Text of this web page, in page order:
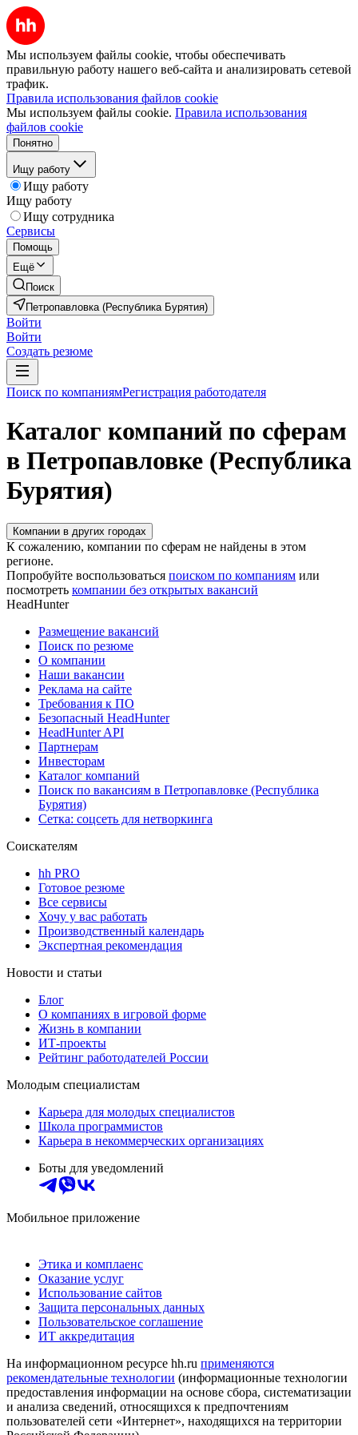
Мы используем файлы cookie, чтобы обеспечивать
правильную работу нашего веб-сайта и анализировать сетевой
трафик.
Правила использования файлов cookie
Мы используем файлы cookie. Правила использования
файлов cookie
Понятно
Ищу работу
Ищу работу
Ищу работу
Ищу сотрудника
Сервисы
Помощь
Ещё
Поиск
Петропавловка (Республика Бурятия)
Войти
Войти
Создать резюме
Поиск по компаниямРегистрация работодателя
Каталог компаний по сферам
в Петропавловке (Республика
Бурятия)
Компании в других городах
К сожалению, компании по сферам не найдены в этом
регионе.
Попробуйте воспользоваться поиском по компаниям или
посмотреть компании без открытых вакансий
HeadHunter
Размещение вакансий
Поиск по резюме
О компании
Наши вакансии
Реклама на сайте
Требования к ПО
Безопасный HeadHunter
HeadHunter API
Партнерам
Инвесторам
Каталог компаний
Поиск по вакансиям в Петропавловке (Республика
Бурятия)
Сетка: соцсеть для нетворкинга
Соискателям
hh PRO
Готовое резюме
Все сервисы
Хочу у вас работать
Производственный календарь
Экспертная рекомендация
Новости и статьи
Блог
О компаниях в игровой форме
Жизнь в компании
ИТ-проекты
Рейтинг работодателей России
Молодым специалистам
Карьера для молодых специалистов
Школа программистов
Карьера в некоммерческих организациях
Боты для уведомлений
Мобильное приложение
Этика и комплаенс
Оказание услуг
Использование сайтов
Защита персональных данных
Пользовательское соглашение
ИТ аккредитация
На информационном ресурсе hh.ru применяются
рекомендательные технологии (информационные технологии
предоставления информации на основе сбора, систематизации
и анализа сведений, относящихся к предпочтениям
пользователей сети «Интернет», находящихся на территории